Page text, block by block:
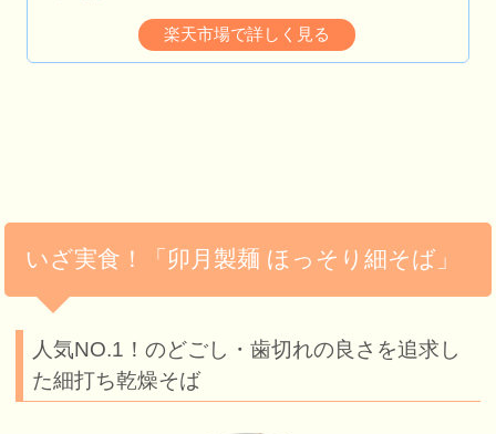
楽天市場で詳しく見る
いざ実食！「卯月製麺 ほっそり細そば」
人気NO.1！のどごし・歯切れの良さを追求し
た細打ち乾燥そば